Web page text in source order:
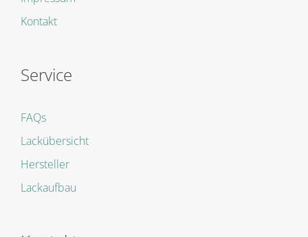
Kontakt
Service
FAQs
Lackübersicht
Hersteller
Lackaufbau